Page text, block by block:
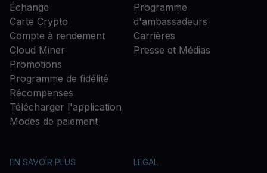
Échange
Carte Crypto
Compte à rendement
Cloud Miner
Promotions
Programme de fidélité
Récompenses
Télécharger l'application
Modes de paiement
Programme
d'ambassadeurs
Carrières
Presse et Médias
EN SAVOIR PLUS LEGAL